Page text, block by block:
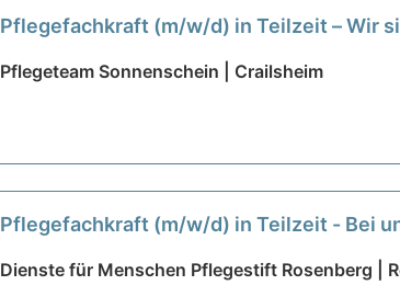
Pflegefachkraft (m/w/d) in Teilzeit – Wir
Pflegeteam Sonnenschein | Crailsheim
Pflegefachkraft (m/w/d) in Teilzeit - Bei
Dienste für Menschen Pflegestift Rosenberg |